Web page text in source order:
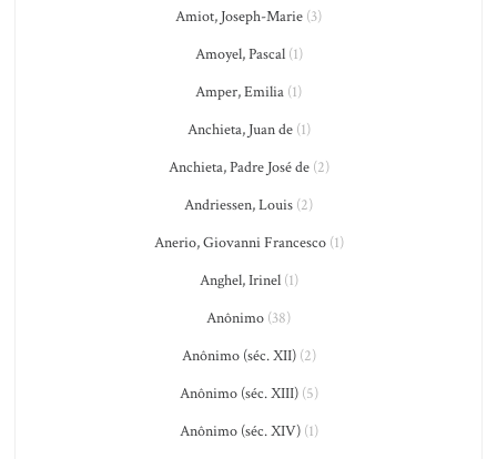
Amiot, Joseph-Marie (3)
Amoyel, Pascal(1)
Amper, Emilia (1)
Anchieta, Juan de(1)
Anchieta, Padre José de(2)
Andriessen, Louis (2)
Anerio, Giovanni Francesco(1)
Anghel, Irinel(1)
Anônimo (38)
Anônimo (séc. XII)(2)
Anônimo (séc. XIII)(5)
Anônimo (séc. XIV)(1)